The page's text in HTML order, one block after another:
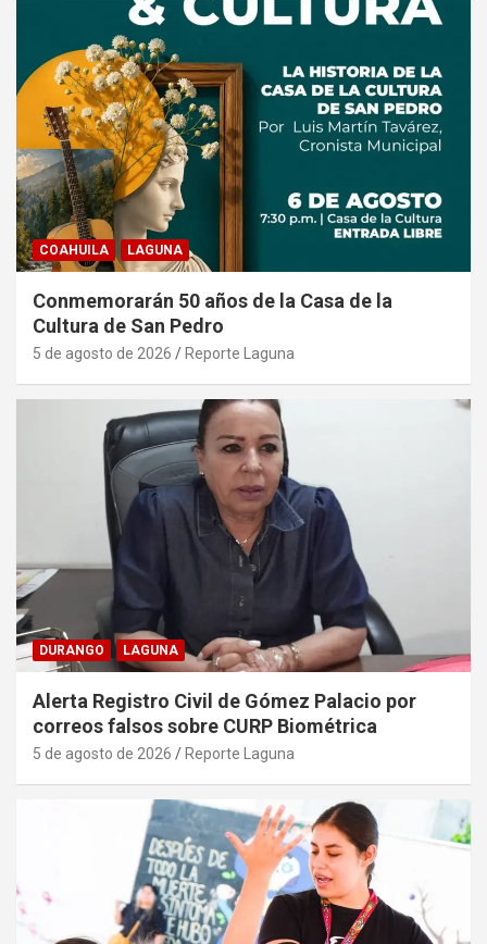
COAHUILA LAGUNA
Conmemorarán 50 años de la Casa de la
Cultura de San Pedro
5 de agosto de 2026 Reporte Laguna
DURANGO LAGUNA
Alerta Registro Civil de Gómez Palacio por
correos falsos sobre CURP Biométrica
5 de agosto de 2026 Reporte Laguna